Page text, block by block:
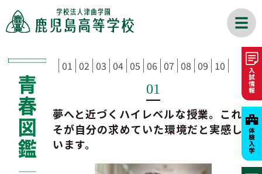
01 02 03 04 05 06 07 08 09 10
01
夢へと近づくハイレベルな授業。 これこ
そが自分の求めていた環境だと実感して
います。